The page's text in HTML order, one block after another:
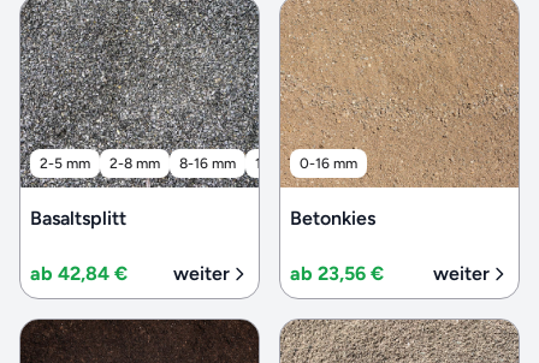
2-5 mm 2-8 mm 8-16 mm 16-32 mm 32-56 mm
Basaltsplitt
ab 42,84 € weiter
0-16 mm
Betonkies
ab 23,56 € weiter